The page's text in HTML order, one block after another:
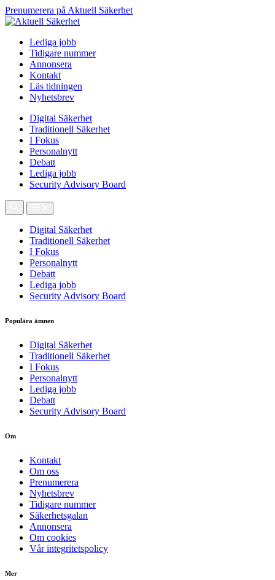
Prenumerera på Aktuell Säkerhet
Lediga jobb
Tidigare nummer
Annonsera
Kontakt
Läs tidningen
Nyhetsbrev
Digital Säkerhet
Traditionell Säkerhet
I Fokus
Personalnytt
Debatt
Lediga jobb
Security Advisory Board
Digital Säkerhet
Traditionell Säkerhet
I Fokus
Personalnytt
Debatt
Lediga jobb
Security Advisory Board
Populära ämnen
Digital Säkerhet
Traditionell Säkerhet
I Fokus
Personalnytt
Lediga jobb
Debatt
Security Advisory Board
Om
Kontakt
Om oss
Prenumerera
Nyhetsbrev
Tidigare nummer
Säkerhetsgalan
Annonsera
Om cookies
Vår integritetspolicy
Mer